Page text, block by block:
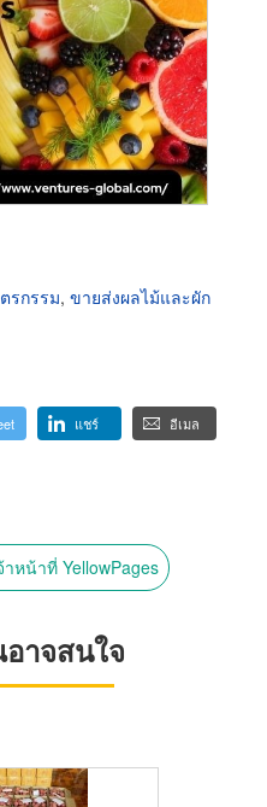
รกรรม, ขายส่งผลไม้และผัก
แชร์ อีเมล
หน้าที่ YellowPages
าจสนใจ